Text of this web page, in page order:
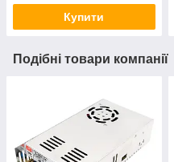
Купити
Подібні товари компанії